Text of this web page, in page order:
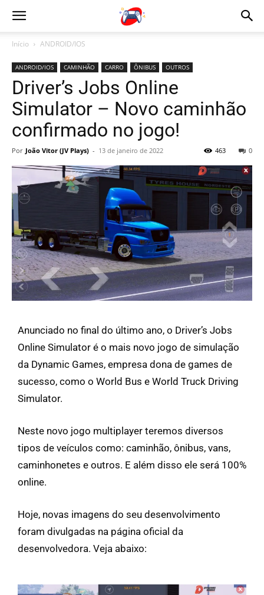
Início ANDROID/IOS
ANDROID/IOS CAMINHÃO CARRO ÔNIBUS OUTROS
Driver’s Jobs Online
Simulator – Novo caminhão
confirmado no jogo!
Por João Vitor (JV Plays) - 13 de janeiro de 2022 0
463
Anunciado no final do último ano, o Driver’s Jobs
Online Simulator é o mais novo jogo de simulação
da Dynamic Games, empresa dona de games de
sucesso, como o World Bus e World Truck Driving
Simulator.
Neste novo jogo multiplayer teremos diversos
tipos de veículos como: caminhão, ônibus, vans,
caminhonetes e outros. E além disso ele será 100%
online.
Hoje, novas imagens do seu desenvolvimento
foram divulgadas na página oficial da
desenvolvedora. Veja abaixo: